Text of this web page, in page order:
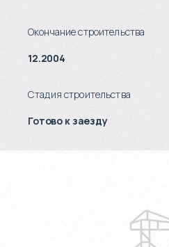
Окончание строительства
12.2004
Стадия строительства
Готово к заезду